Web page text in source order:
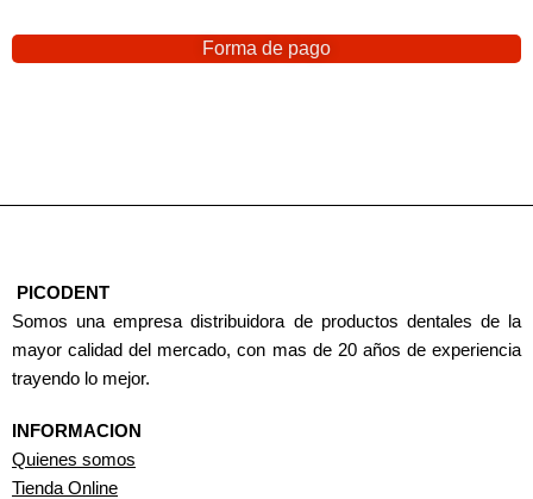
Forma de pago
PICODENT
Somos una empresa distribuidora de productos dentales de la
mayor calidad del mercado, con mas de 20 años de experiencia
trayendo lo mejor.
INFORMACION
Quienes somos
Tienda Online